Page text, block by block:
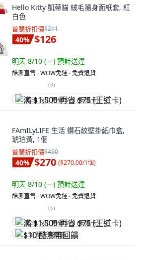
Hello Kitty 凱蒂貓 絨毛隨身面紙套, 紅
白色
首購折扣價$211
40% $126
明天 8/10 (一) 預計送達
酷澎直售 ∙ WOW免運 ∙ 免費退貨
(3)
满 $1,500 再省 $75 (王道卡)
FAmILyLIFE 生活 鑽石紋壁掛紙巾盒,
琥珀黃, 1個
首購折扣價$450
40% $270 ($270.00/1個)
明天 8/10 (一) 預計送達
酷澎直售 ∙ WOW免運 ∙ 免費退貨
(5)
满 $1,500 再省 $75 (王道卡)
$10 酷澎幣回饋